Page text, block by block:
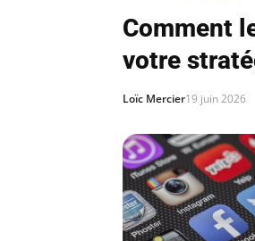
Comment
votre
Loïc Mercier19 juin 2026